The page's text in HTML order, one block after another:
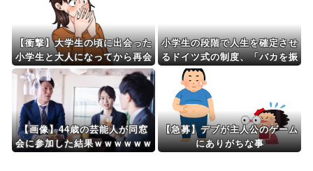
【衝撃】大学生の頃に出会った
小学生と大人になってから再会
し結婚した男、めちゃくちゃ叩
かれてしまうｗｗｗｗｗ(※画
像あり)
小学生の段階で人生を確定させ
るドイツ式の制度、「バカを振
い落せるから合理的だ」と自惚
れていた結果……
【画像】44歳の芸能人が同窓
会に参加した結果ｗｗｗｗｗｗ
【急募】デブが主人公のゲーム
にありがちな事